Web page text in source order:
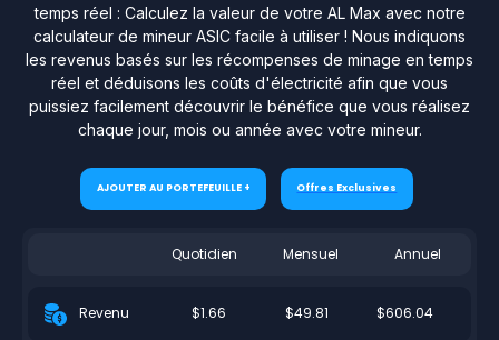
temps réel : Calculez la valeur de votre AL Max avec notre
calculateur de mineur ASIC facile à utiliser ! Nous indiquons
les revenus basés sur les récompenses de minage en temps
réel et déduisons les coûts d'électricité afin que vous
puissiez facilement découvrir le bénéfice que vous réalisez
chaque jour, mois ou année avec votre mineur.
AJOUTER AU PORTEFEUILLE + Offres Exclusives
Quotidien Mensuel Annuel
Revenu $1.66 $49.81 $606.04